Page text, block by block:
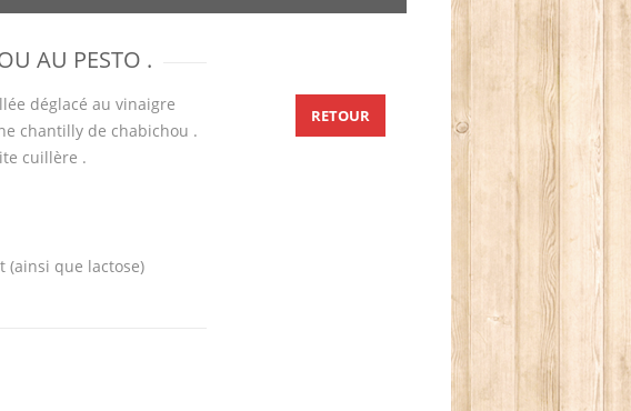
AU PESTO .
déglacé au vinaigre
chantilly de chabichou .
cuillère .
(ainsi que lactose)
RETOUR